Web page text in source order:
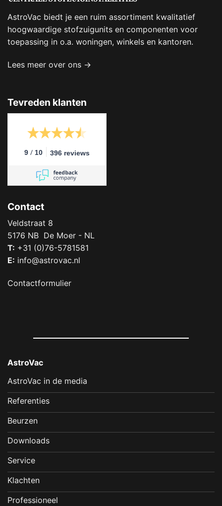
AstroVac biedt je een ruim assortiment kwalitatief
hoogwaardige stofzuigunits en componenten voor
toepassing in o.a. woningen, winkels en kantoren.
Lees meer over ons →
Tevreden klanten
9 / 10 396 reviews
Contact
Veldstraat 8
5176 NB De Moer - NL
T: +31 (0)76-5781581
E: info@astrovac.nl
Contactformulier
AstroVac
AstroVac in de media
Referenties
Beurzen
Downloads
Service
Klachten
Professioneel